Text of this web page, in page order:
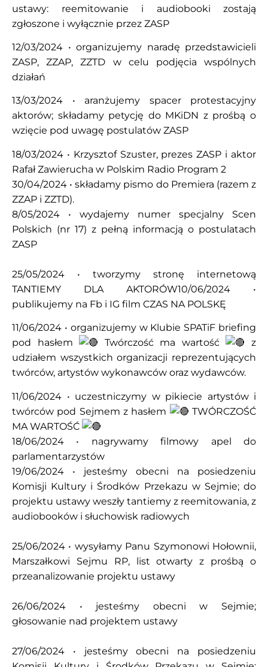
ustawy: reemitowanie i audiobooki zostają
zgłoszone i wyłącznie przez ZASP
12/03/2024 • organizujemy naradę przedstawicieli
ZASP, ZZAP, ZZTD w celu podjęcia wspólnych
działań
13/03/2024 • aranżujemy spacer protestacyjny
aktorów; składamy petycję do MKiDN z prośbą o
wzięcie pod uwagę postulatów ZASP
18/03/2024 • Krzysztof Szuster, prezes ZASP i aktor
Rafał Zawierucha w Polskim Radio Program 2
30/04/2024 • składamy pismo do Premiera (razem z
ZZAP i ZZTD).
8/05/2024 • wydajemy numer specjalny Scen
Polskich (nr 17) z pełną informacją o postulatach
ZASP
25/05/2024 • tworzymy stronę internetową
TANTIEMY DLA AKTORÓW10/06/2024 •
publikujemy na Fb i IG film CZAS NA POLSKĘ
11/06/2024 • organizujemy w Klubie SPATiF briefing
pod hasłem
Twórczość ma wartość
z
udziałem wszystkich organizacji reprezentujących
twórców, artystów wykonawców oraz wydawców.
11/06/2024 • uczestniczymy w pikiecie artystów i
twórców pod Sejmem z hasłem
TWÓRCZOŚĆ
MA WARTOŚĆ
18/06/2024 • nagrywamy filmowy apel do
parlamentarzystów
19/06/2024 • jesteśmy obecni na posiedzeniu
Komisji Kultury i Środków Przekazu w Sejmie; do
projektu ustawy weszły tantiemy z reemitowania, z
audiobooków i słuchowisk radiowych
25/06/2024 • wysyłamy Panu Szymonowi Hołownii,
Marszałkowi Sejmu RP, list otwarty z prośbą o
przeanalizowanie projektu ustawy
26/06/2024 • jesteśmy obecni w Sejmie;
głosowanie nad projektem ustawy
27/06/2024 • jesteśmy obecni na posiedzeniu